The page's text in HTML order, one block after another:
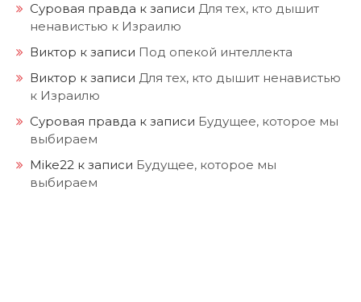
Суровая правда к записи Для тех, кто дышит
ненавистью к Израилю
Виктор к записи Под опекой интеллекта
Виктор к записи Для тех, кто дышит ненавистью
к Израилю
Суровая правда к записи Будущее, которое мы
выбираем
Mike22 к записи Будущее, которое мы
выбираем